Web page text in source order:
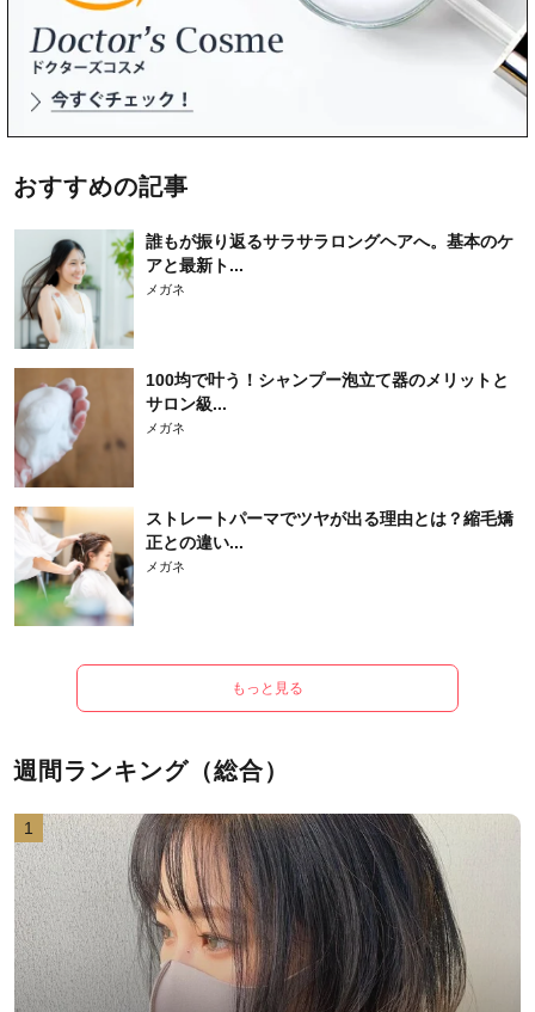
おすすめの記事
誰もが振り返るサラサラロングヘアへ。基本のケ
アと最新ト...
メガネ
100均で叶う！シャンプー泡立て器のメリットと
サロン級...
メガネ
ストレートパーマでツヤが出る理由とは？縮毛矯
正との違い...
メガネ
もっと見る
週間ランキング（総合）
1